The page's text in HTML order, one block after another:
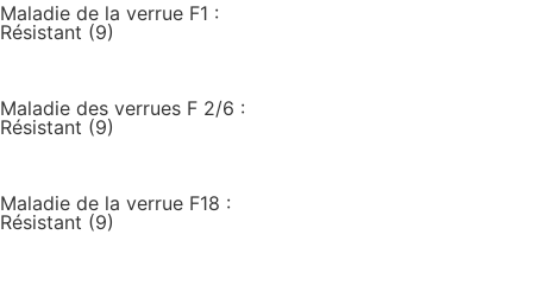
Maladie de la verrue F1 :
Résistant (9)
Maladie des verrues F 2/6 :
Résistant (9)
Maladie de la verrue F18 :
Résistant (9)